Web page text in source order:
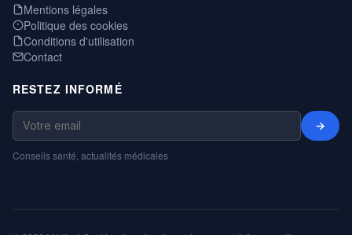
Mentions légales
Politique des cookies
Conditions d'utilisation
Contact
RESTEZ INFORMÉ
→
Conseils santé, actualités médicales